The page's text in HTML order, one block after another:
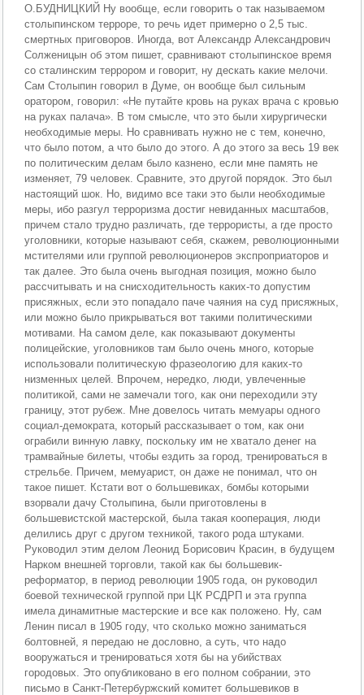
О.БУДНИЦКИЙ Ну вообще, если говорить о так называемом
столыпинском терроре, то речь идет примерно о 2,5 тыс.
смертных приговоров. Иногда, вот Александр Александрович
Солженицын об этом пишет, сравнивают столыпинское время
со сталинским террором и говорит, ну дескать какие мелочи.
Сам Столыпин говорил в Думе, он вообще был сильным
оратором, говорил: «Не путайте кровь на руках врача с кровью
на руках палача». В том смысле, что это были хирургически
необходимые меры. Но сравнивать нужно не с тем, конечно,
что было потом, а что было до этого. А до этого за весь 19 век
по политическим делам было казнено, если мне память не
изменяет, 79 человек. Сравните, это другой порядок. Это был
настоящий шок. Но, видимо все таки это были необходимые
меры, ибо разгул терроризма достиг невиданных масштабов,
причем стало трудно различать, где террористы, а где просто
уголовники, которые называют себя, скажем, революционными
мстителями или группой революционеров экспроприаторов и
так далее. Это была очень выгодная позиция, можно было
рассчитывать и на снисходительность каких-то допустим
присяжных, если это попадало паче чаяния на суд присяжных,
или можно было прикрываться вот такими политическими
мотивами. На самом деле, как показывают документы
полицейские, уголовников там было очень много, которые
использовали политическую фразеологию для каких-то
низменных целей. Впрочем, нередко, люди, увлеченные
политикой, сами не замечали того, как они переходили эту
границу, этот рубеж. Мне довелось читать мемуары одного
социал-демократа, который рассказывает о том, как они
ограбили винную лавку, поскольку им не хватало денег на
трамвайные билеты, чтобы ездить за город, тренироваться в
стрельбе. Причем, мемуарист, он даже не понимал, что он
такое пишет. Кстати вот о большевиках, бомбы которыми
взорвали дачу Столыпина, были приготовлены в
большевистской мастерской, была такая кооперация, люди
делились друг с другом техникой, такого рода штуками.
Руководил этим делом Леонид Борисович Красин, в будущем
Нарком внешней торговли, такой как бы большевик-
реформатор, в период революции 1905 года, он руководил
боевой технической группой при ЦК РСДРП и эта группа
имела динамитные мастерские и все как положено. Ну, сам
Ленин писал в 1905 году, что сколько можно заниматься
болтовней, я передаю не дословно, а суть, что надо
вооружаться и тренироваться хотя бы на убийствах
городовых. Это опубликовано в его полном собрании, это
письмо в Санкт-Петербуржский комитет большевиков в